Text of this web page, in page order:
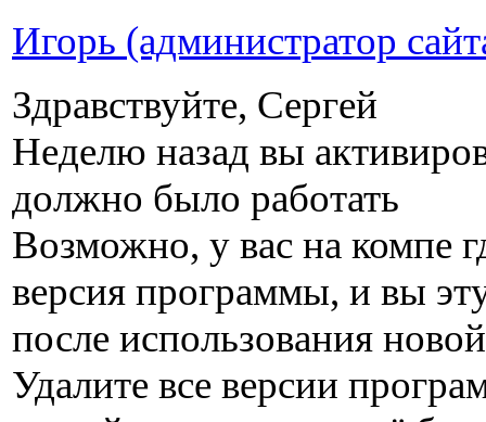
Игорь (администратор
Здравствуйте, Сергей
Неделю назад вы
должно было работать
Возможно, у вас на компе
версия программы, и вы
после использования
Удалите все версии